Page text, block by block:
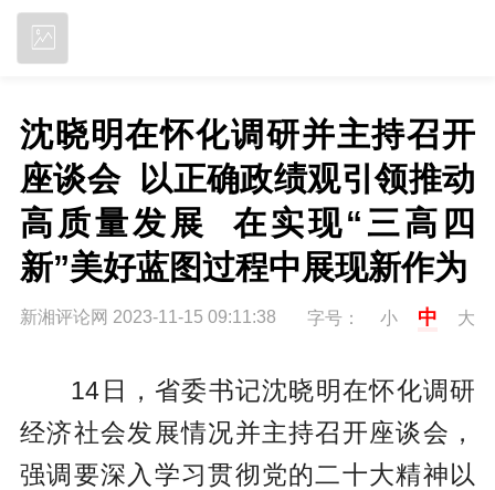
沈晓明在怀化调研并主持召开
座谈会  以正确政绩观引领推动
高质量发展  在实现“三高四
新”美好蓝图过程中展现新作为
新湘评论网 2023-11-15 09:11:38 字号： 小 中 大
14日，省委书记沈晓明在怀化调研
经济社会发展情况并主持召开座谈会，
强调要深入学习贯彻党的二十大精神以